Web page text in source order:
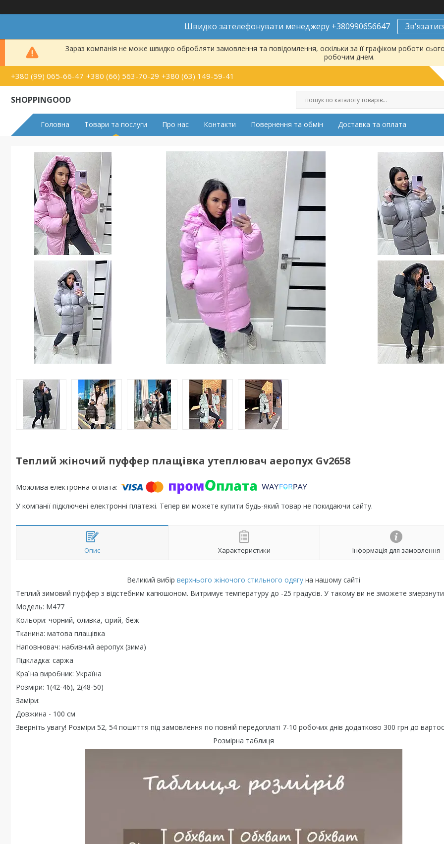
Швидко зателефонувати менеджеру +380990656647
Зараз компанія не може швидко обробляти замовлення та повідомлення, оскільки за її графіком роботи
робочим днем.
+380 (99) 065-66-47 +380 (66) 563-70-29 +380 (63) 149-59-41
SHOPPINGOOD
Головна Товари та послуги Про нас Контакти Повернення та обмін Доставка та оплата
Теплий жіночий пуффер плащівка утеплювач аеропух Gv2658
У компанії підключені електронні платежі. Тепер ви можете купити будь-який товар не покидаючи сайту.
Опис Характеристики Інформація для замовлення
Великий вибір верхнього жіночого стильного одягу на нашому сайті
Теплий зимовий пуффер з відстебним капюшоном. Витримує температуру до -25 градусів. У такому ви не зможете
Модель: М477
Кольори: чорний, оливка, сірий, беж
Тканина: матова плащівка
Наповнювач: набивний аеропух (зима)
Підкладка: саржа
Країна виробник: Україна
Розміри: 1(42-46), 2(48-50)
Заміри:
Довжина - 100 см
Зверніть увагу! Розміри 52, 54 пошиття під замовлення по повній передоплаті 7-10 робочих днів додатково 300 грн до
Розмірна таблиця